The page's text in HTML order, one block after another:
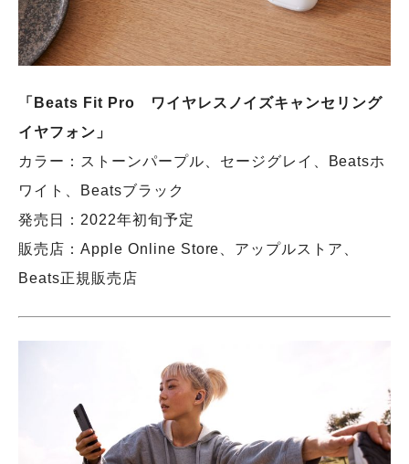
「Beats Fit Pro ワイヤレスノイズキャンセリング
イヤフォン」
カラー：ストーンパープル、セージグレイ、Beatsホ
ワイト、Beatsブラック
発売日：2022年初旬予定
販売店：Apple Online Store、アップルストア、
Beats正規販売店